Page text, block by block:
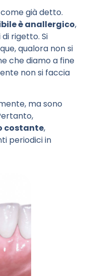
come già detto.
è anallergico,
rigetto. Si
qualora non si
che diamo a fine
non si faccia
ma sono
costante,
periodici in